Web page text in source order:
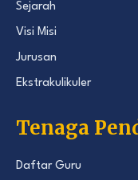
Sejarah
Visi Misi
Jurusan
Ekstrakulikuler
Tenaga
Daftar Guru